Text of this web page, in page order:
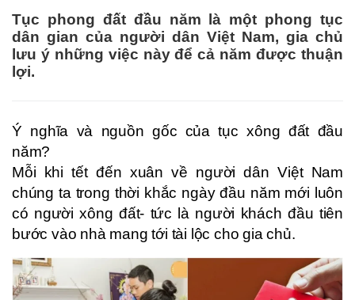
Tục phong đất đầu năm là một phong tục
dân gian của người dân Việt Nam, gia chủ
lưu ý những việc này để cả năm được thuận
lợi.
Ý nghĩa và nguồn gốc của tục xông đất đầu
năm?
Mỗi khi tết đến xuân về người dân Việt Nam
chúng ta trong thời khắc ngày đầu năm mới luôn
có người xông đất- tức là người khách đầu tiên
bước vào nhà mang tới tài lộc cho gia chủ.